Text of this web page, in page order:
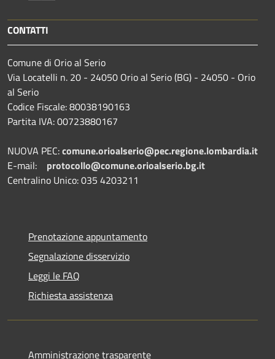
CONTATTI
Comune di Orio al Serio
Via Locatelli n. 20 - 24050 Orio al Serio (BG) - 24050 - Orio
al Serio
Codice Fiscale: 80038190163
Partita IVA: 00723880167
NUOVA PEC:comune.orioalserio@pec.regione.lombardia.it
E-mail: protocollo@comune.orioalserio.bg.it
Centralino Unico: 035 4203211
Prenotazione appuntamento
Segnalazione disservizio
Leggi le FAQ
Richiesta assistenza
Amministrazione trasparente